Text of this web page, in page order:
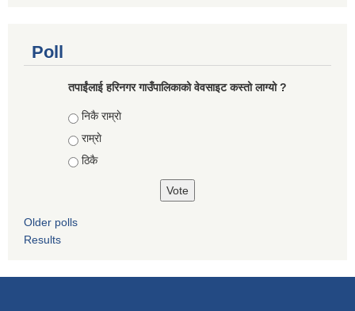
Poll
तपाईंलाई हरिनगर गाउँपालिकाको वेवसाइट कस्तो लाग्यो ?
Choices
निकै राम्राे
राम्राे
ठिकै
Older polls
Results